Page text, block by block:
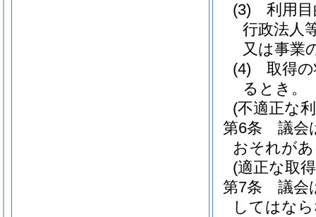
(3)
利用
行政法人
又は事業
(4)
取得
るとき。
(不適正な
第6条
議会
おそれが
(適正な取
第7条
議会
してはな